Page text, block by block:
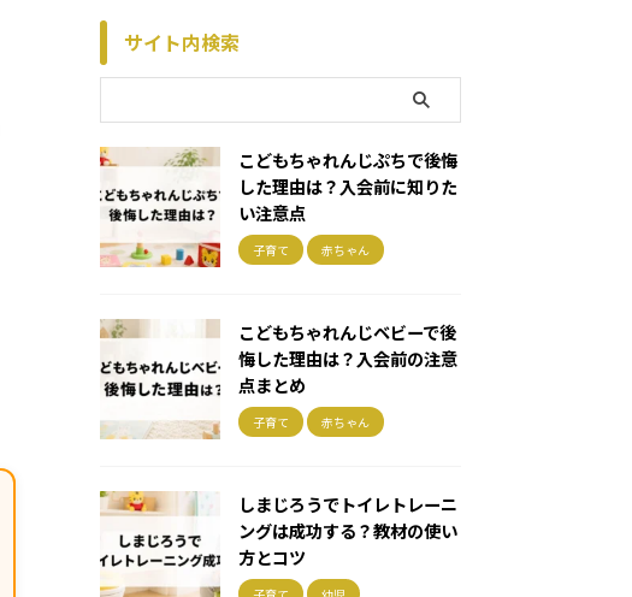
サイト内検索
こどもちゃれんじぷちで後悔
した理由は？入会前に知りた
い注意点
子育て 赤ちゃん
こどもちゃれんじベビーで後
悔した理由は？入会前の注意
点まとめ
子育て 赤ちゃん
しまじろうでトイレトレーニ
ングは成功する？教材の使い
方とコツ